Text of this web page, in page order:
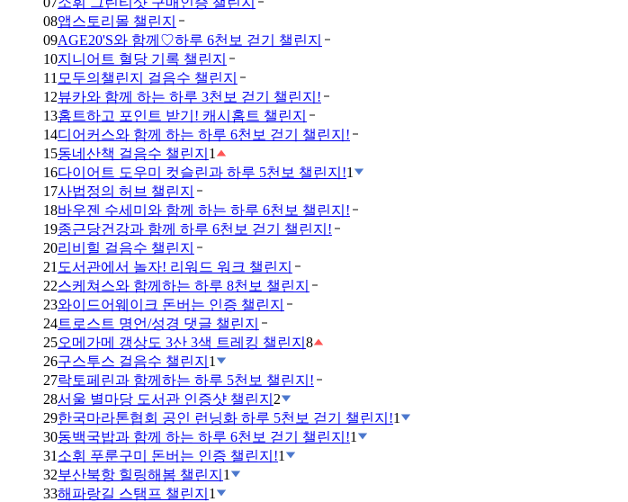
08앱스토리몰 챌린지
09AGE20'S와 함께♡하루 6천보 걷기 챌린지
10지니어트 혈당 기록 챌린지
11 모두의챌린지 걸음수 챌린지
12뷰카와 함께 하는 하루 3천보 걷기 챌린지!
13홈트하고 포인트 받기! 캐시홈트 챌린지
14디어커스와 함께 하는 하루 6천보 걷기 챌린지!
15동네산책 걸음수 챌린지 1
16다이어트 도우미 컷슬린과 하루 5천보 챌린지!1
17사법정의 허브 챌린지
18바우젠 수세미와 함께 하는 하루 6천보 챌린지!
19종근당건강과 함께 하루 6천보 걷기 챌린지!
20리비힐 걸음수 챌린지
21 도서관에서 놀자! 리워드 워크 챌린지
22스케쳐스와 함께하는 하루 8천보 챌린지
23와이드어웨이크 돈버는 인증 챌린지
24트로스트 명언/성경 댓글 챌린지
25오메가메 갱상도 3산 3색 트레킹 챌린지 8
26구스투스 걸음수 챌린지 1
27락토페린과 함께하는 하루 5천보 챌린지!
28서울 별마당 도서관 인증샷 챌린지 2
29한국마라톤협회 공인 런닝화 하루 5천보 걷기 챌린지!1
30동백국밥과 함께 하는 하루 6천보 걷기 챌린지!1
31 소휘 푸룬구미 돈버는 인증 챌린지!1
32부산북항 힐링해봄 챌린지 1
33해파랑길 스탬프 챌린지 1